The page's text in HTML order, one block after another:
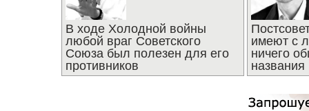
В ходе Холодной войны
любой враг Советского
Союза был полезен для его
противников
имеют с
ничего
названия